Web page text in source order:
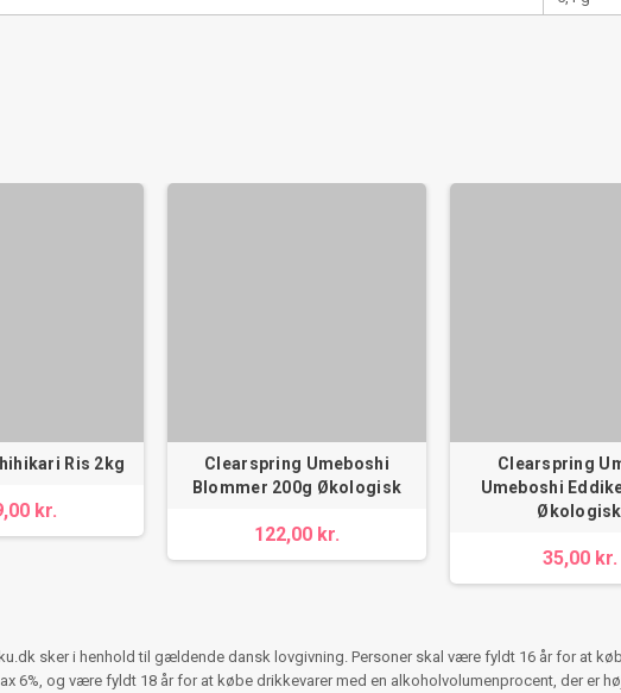
Ris 2kg
kr.
Clearspring Umeboshi
Blommer 200g Økologisk
122,00 kr.
Clearspring
Umeboshi
Økologisk
35,00 kr.
sker i henhold til gældende dansk lovgivning. Personer skal være fyldt 16 år for at
6%, og være fyldt 18 år for at købe drikkevarer med en alkoholvolumenprocent, der er